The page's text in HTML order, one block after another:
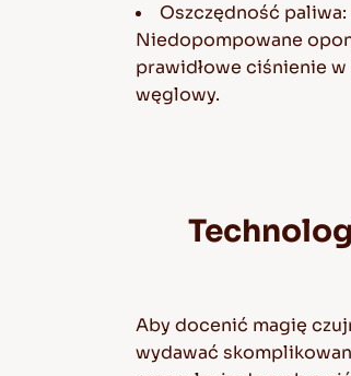
Oszczędność
Niedopompowane
prawidłowe ciśnienie
węglowy.
Aby docenić magię
wydawać